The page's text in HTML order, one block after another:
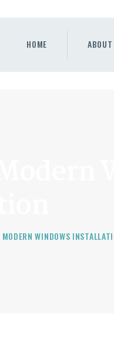
HOME ABOUT
WINDOWS